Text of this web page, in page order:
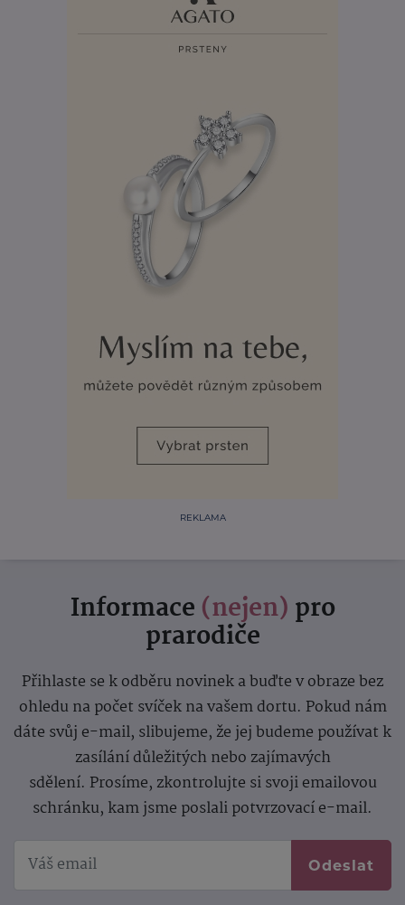
REKLAMA
Informace (nejen) pro
prarodiče
Přihlaste se k odběru novinek a buďte v obraze bez
ohledu na počet svíček na vašem dortu. Pokud nám
dáte svůj e-mail, slibujeme, že jej budeme používat k
zasílání důležitých nebo zajímavých
sdělení. Prosíme, zkontrolujte si svoji emailovou
schránku, kam jsme poslali potvrzovací e-mail.
Odeslat